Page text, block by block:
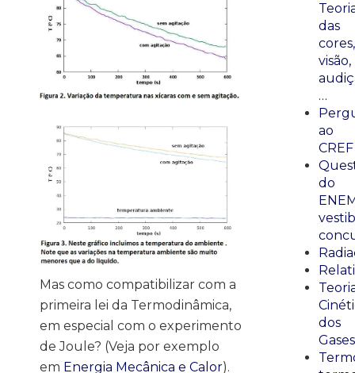
Mas como compatibilizar com a
primeira lei da Termodinâmica,
em especial com o experimento
de Joule? (Veja por exemplo
em Energia Mecânica e Calor).
das
cores,
visão,
…
ao
CREF
do
dos
Gases